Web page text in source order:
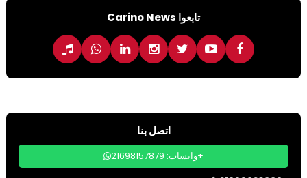
تابعوا Carino News
اتصل بنا
واتساب: 21698157879+